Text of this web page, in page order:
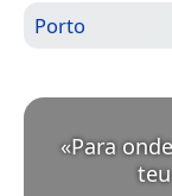
Porto
«Para